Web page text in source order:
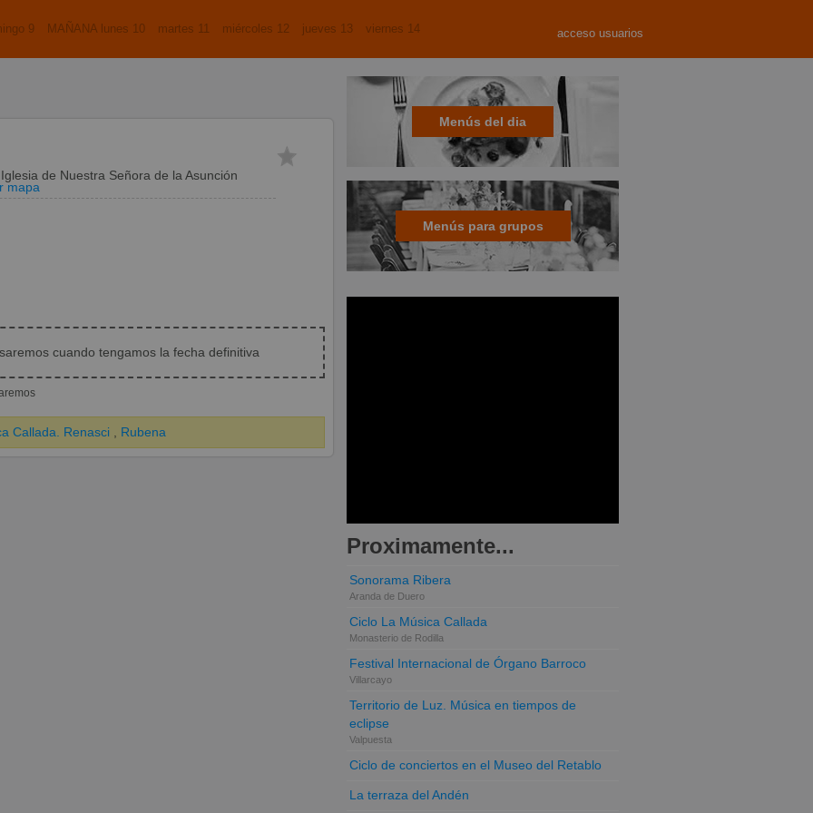
acceso usuarios
9 MAÑANA lunes 10 martes 11 miércoles 12 jueves 13 viernes 14
Iglesia de Nuestra Señora de la Asunción
mapa
cuando tengamos la fecha definitiva
Callada. Renasci Rubena
Menús del dia
Menús para grupos
Proximamente...
Sonorama Ribera
Aranda de Duero
Ciclo La Música Callada
Monasterio de Rodilla
Festival Internacional de Órgano Barroco
Villarcayo
Territorio de Luz. Música en tiempos de
eclipse
Valpuesta
Ciclo de conciertos en el Museo del Retablo
La terraza del Andén